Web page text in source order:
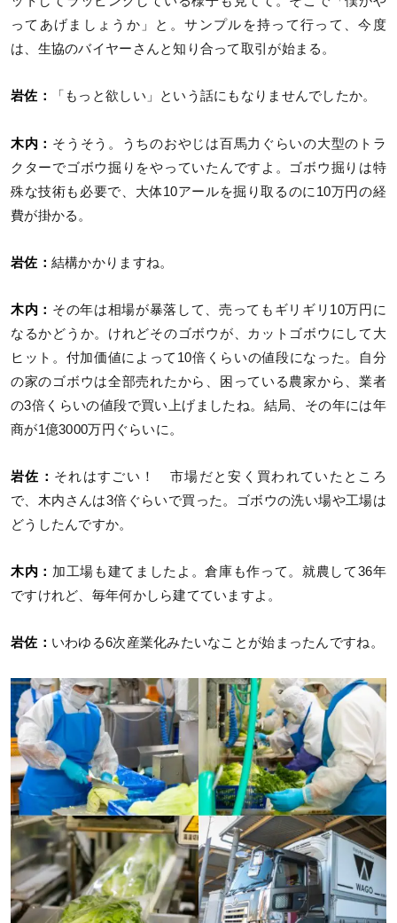
ってあげましょうか」と。サンプルを持って行って、今度
は、生協のバイヤーさんと知り合って取引が始まる。
岩佐： 「もっと欲しい」という話にもなりませんでしたか。
木内： そうそう。うちのおやじは百馬力ぐらいの大型のトラ
クターでゴボウ掘りをやっていたんですよ。ゴボウ掘りは特
殊な技術も必要で、大体10アールを掘り取るのに10万円の経
費が掛かる。
岩佐： 結構かかりますね。
木内： その年は相場が暴落して、売ってもギリギリ10万円に
なるかどうか。けれどそのゴボウが、カットゴボウにして大
ヒット。付加価値によって10倍くらいの値段になった。自分
の家のゴボウは全部売れたから、困っている農家から、業者
の3倍くらいの値段で買い上げましたね。結局、その年には年
商が1億3000万円ぐらいに。
岩佐： それはすごい！ 市場だと安く買われていたところ
で、木内さんは3倍ぐらいで買った。ゴボウの洗い場や工場は
どうしたんですか。
木内： 加工場も建てましたよ。倉庫も作って。就農して36年
ですけれど、毎年何かしら建てていますよ。
岩佐： いわゆる6次産業化みたいなことが始まったんですね。